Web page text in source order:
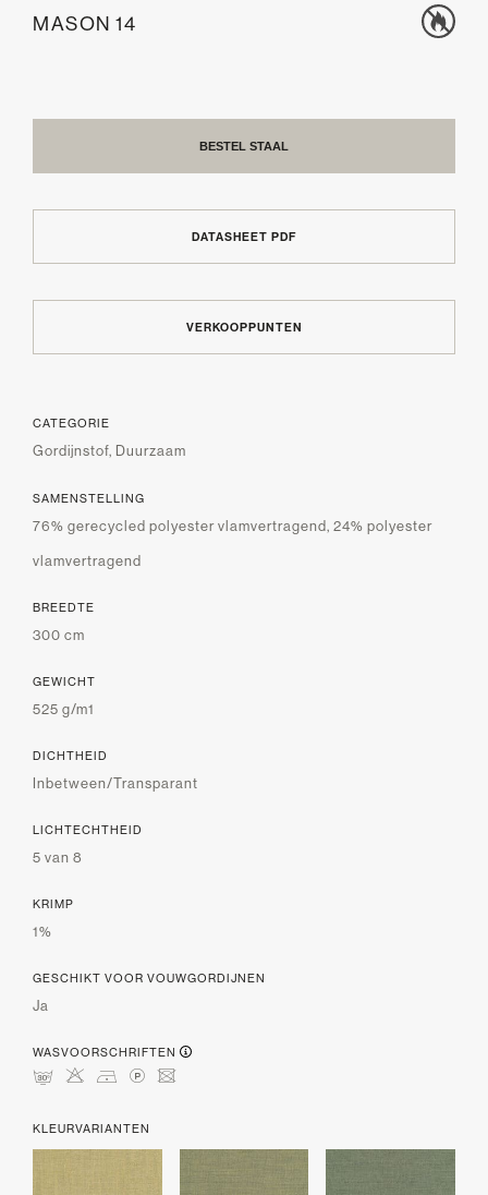
MASON 14
BESTEL STAAL
DATASHEET PDF
VERKOOPPUNTEN
CATEGORIE
Gordijnstof, Duurzaam
SAMENSTELLING
76% gerecycled polyester vlamvertragend, 24% polyester
vlamvertragend
BREEDTE
300 cm
GEWICHT
525 g/m1
DICHTHEID
Inbetween/Transparant
LICHTECHTHEID
5 van 8
KRIMP
1%
GESCHIKT VOOR VOUWGORDIJNEN
Ja
WASVOORSCHRIFTEN
mHDLU
KLEURVARIANTEN